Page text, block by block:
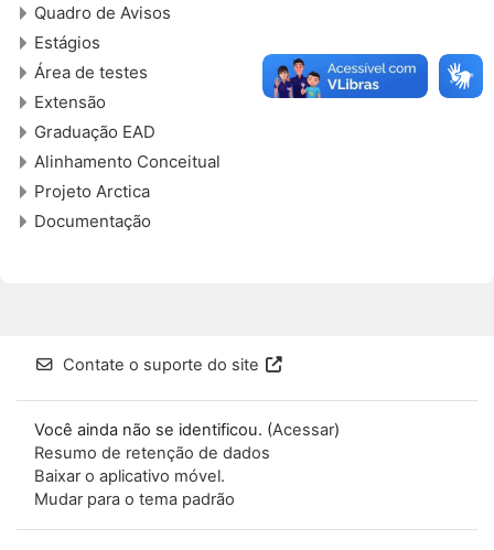
Quadro de Avisos
Estágios
Área de testes
Extensão
Graduação EAD
Alinhamento Conceitual
Projeto Arctica
Documentação
Contate o suporte do site
Você ainda não se identificou. (Acessar)
Resumo de retenção de dados
Baixar o aplicativo móvel.
Mudar para o tema padrão